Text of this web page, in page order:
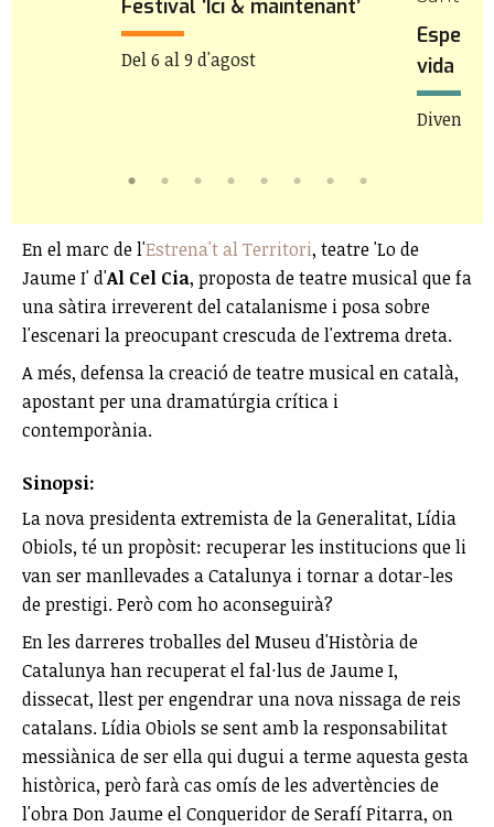
Festival ‘Ici & maintenant’
Del 6 al 9 d'agost
vida
En el marc de l'Estrena't al Territori, teatre 'Lo de
Jaume I' d'Al Cel Cia, proposta de teatre musical que fa
una sàtira irreverent del catalanisme i posa sobre
l'escenari la preocupant crescuda de l'extrema dreta.
A més, defensa la creació de teatre musical en català,
apostant per una dramatúrgia crítica i
contemporània.
Sinopsi:
La nova presidenta extremista de la Generalitat, Lídia
Obiols, té un propòsit: recuperar les institucions que li
van ser manllevades a Catalunya i tornar a dotar-les
de prestigi. Però com ho aconseguirà?
En les darreres troballes del Museu d'Història de
Catalunya han recuperat el fal·lus de Jaume I,
dissecat, llest per engendrar una nova nissaga de reis
catalans. Lídia Obiols se sent amb la responsabilitat
messiànica de ser ella qui dugui a terme aquesta gesta
històrica, però farà cas omís de les advertències de
l'obra Don Jaume el Conqueridor de Serafí Pitarra, on